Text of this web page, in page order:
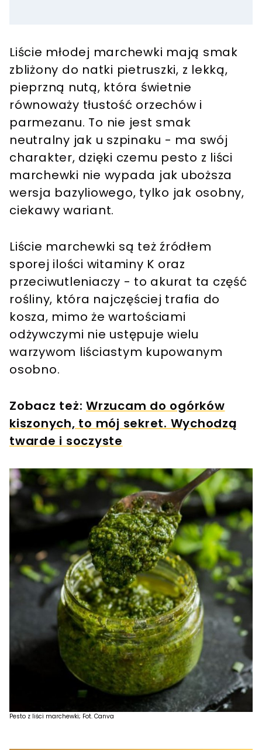
Liście młodej marchewki mają smak
zbliżony do natki pietruszki, z lekką,
pieprzną nutą, która świetnie
równoważy tłustość orzechów i
parmezanu. To nie jest smak
neutralny jak u szpinaku - ma swój
charakter, dzięki czemu pesto z liści
marchewki nie wypada jak uboższa
wersja bazyliowego, tylko jak osobny,
ciekawy wariant.
Liście marchewki są też źródłem
sporej ilości witaminy K oraz
przeciwutleniaczy - to akurat ta część
rośliny, która najczęściej trafia do
kosza, mimo że wartościami
odżywczymi nie ustępuje wielu
warzywom liściastym kupowanym
osobno.
Zobacz też: Wrzucam do ogórków
kiszonych, to mój sekret. Wychodzą
twarde i soczyste
Pesto z liści marchewki; Fot. Canva